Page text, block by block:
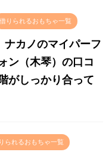
借りられるおもちゃ一覧
ナカノのマイパーフ
ン（木琴）の口コ
がしっかり合って
られるおもちゃ一覧